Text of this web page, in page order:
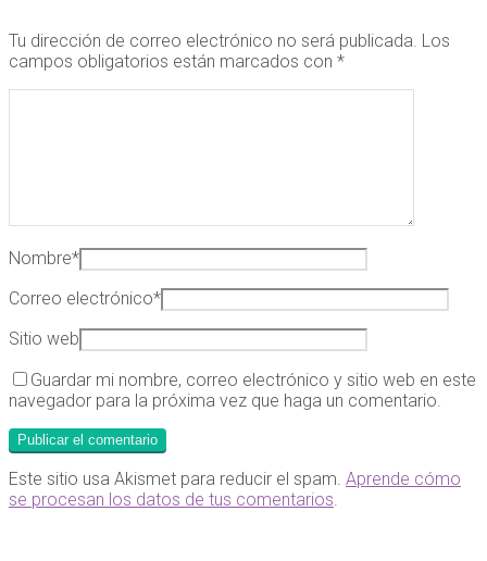
Tu dirección de correo electrónico no será publicada. Los
campos obligatorios están marcados con *
Nombre*
Correo electrónico*
Sitio web
Guardar mi nombre, correo electrónico y sitio web en este
navegador para la próxima vez que haga un comentario.
Este sitio usa Akismet para reducir el spam. Aprende cómo
se procesan los datos de tus comentarios.